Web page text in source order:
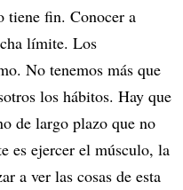
tiene fin. Conocer a
límite. Los
No tenemos más que
los hábitos. Hay que
de largo plazo que no
es ejercer el músculo, la
a ver las cosas de esta